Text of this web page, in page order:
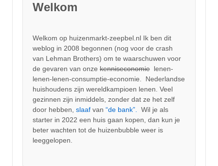
Welkom
Welkom op huizenmarkt-zeepbel.nl Ik ben dit
weblog in 2008 begonnen (nog voor de crash
van Lehman Brothers) om te waarschuwen voor
de gevaren van onze kenniseconomie lenen-
lenen-lenen-consumptie-economie. Nederlandse
huishoudens zijn wereldkampioen lenen. Veel
gezinnen zijn inmiddels, zonder dat ze het zelf
door hebben, slaaf van “de bank”. Wil je als
starter in 2022 een huis gaan kopen, dan kun je
beter wachten tot de huizenbubble weer is
leeggelopen.